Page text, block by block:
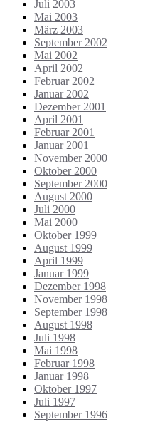
Juli 2003
Mai 2003
März 2003
September 2002
Mai 2002
April 2002
Februar 2002
Januar 2002
Dezember 2001
April 2001
Februar 2001
Januar 2001
November 2000
Oktober 2000
September 2000
August 2000
Juli 2000
Mai 2000
Oktober 1999
August 1999
April 1999
Januar 1999
Dezember 1998
November 1998
September 1998
August 1998
Juli 1998
Mai 1998
Februar 1998
Januar 1998
Oktober 1997
Juli 1997
September 1996